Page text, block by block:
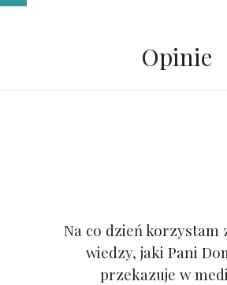
Opinie
Na co dzień korzystam
wiedzy, jaki Pani
przekazuje w